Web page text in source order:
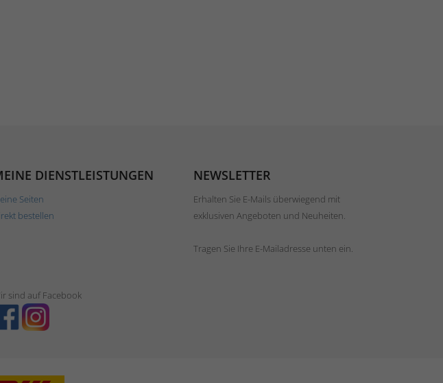
DIENSTLEISTUNGEN
Seiten
bestellen
NEWSLETTER
Erhalten Sie E-Mails überwiegend mit
exklusiven Angeboten und Neuheiten.
Tragen Sie Ihre E-Mailadresse unten ein.
sind auf Facebook